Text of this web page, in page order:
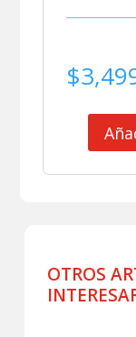
$
SELECCION
POR
JUGADOR
OTROS